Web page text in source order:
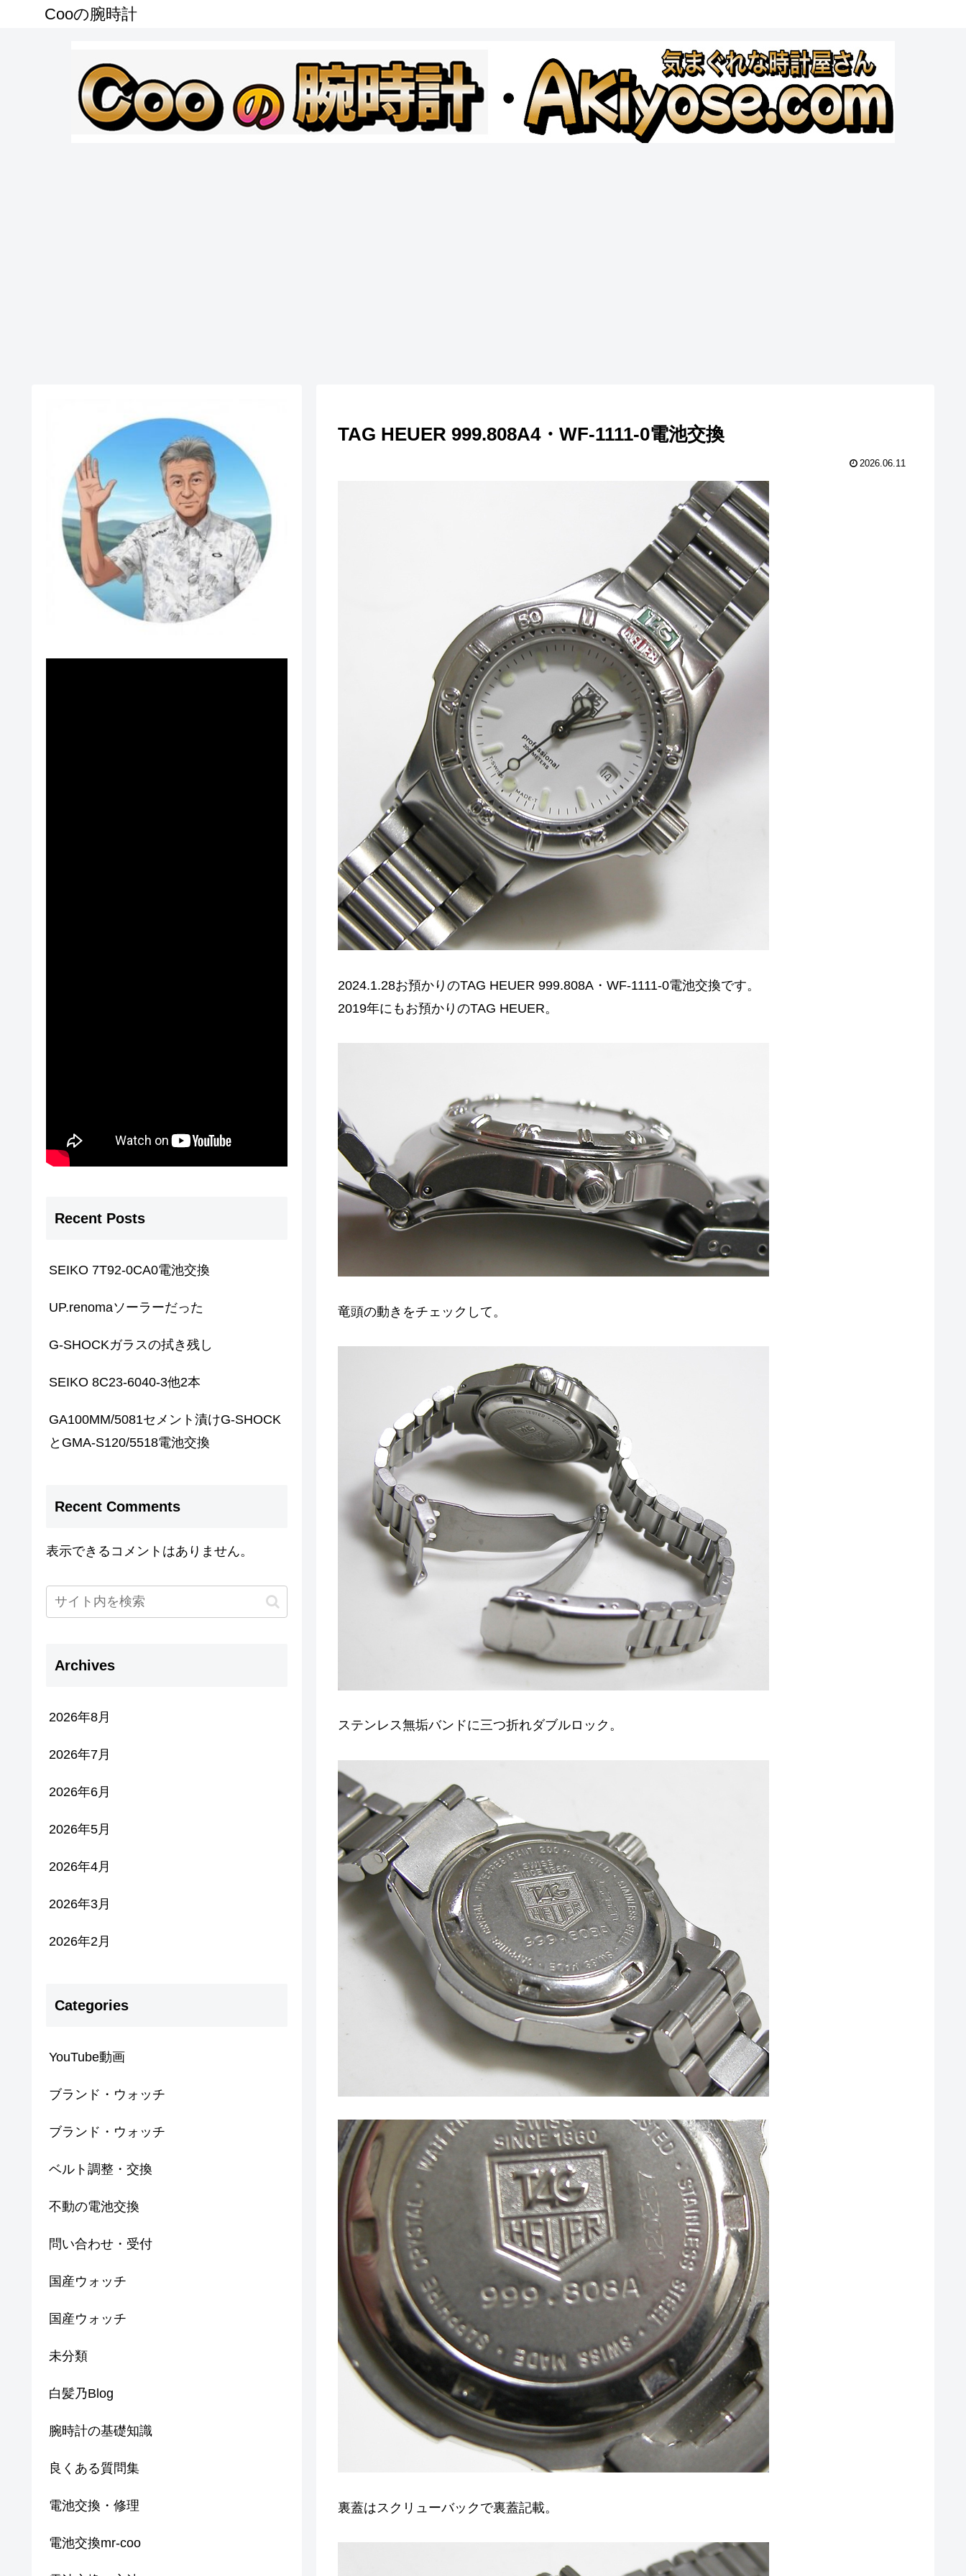
Cooの腕時計
TAG HEUER 999.808A4・WF-1111-0電池交換
2026.06.11
2024.1.28お預かりのTAG HEUER 999.808A・WF-1111-0電池交換です。
2019年にもお預かりのTAG HEUER。
竜頭の動きをチェックして。
ステンレス無垢バンドに三つ折れダブルロック。
裏蓋はスクリューバックで裏蓋記載。
Recent Posts
SEIKO 7T92-0CA0電池交換
UP.renomaソーラーだった
G-SHOCKガラスの拭き残し
SEIKO 8C23-6040-3他2本
GA100MM/5081セメント漬けG-SHOCK
とGMA-S120/5518電池交換
Recent Comments
表示できるコメントはありません。
Archives
2026年8月
2026年7月
2026年6月
2026年5月
2026年4月
2026年3月
2026年2月
Categories
YouTube動画
ブランド・ウォッチ
ブランド・ウォッチ
ベルト調整・交換
不動の電池交換
問い合わせ・受付
国産ウォッチ
国産ウォッチ
未分類
白髪乃Blog
腕時計の基礎知識
良くある質問集
電池交換・修理
電池交換mr-coo